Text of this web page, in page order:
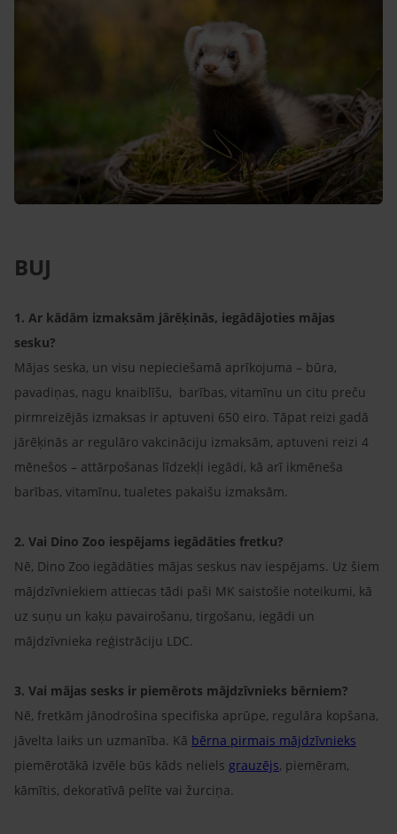
BUJ
1. Ar kādām izmaksām jārēķinās, iegādājoties mājas
sesku?
Mājas seska, un visu nepieciešamā aprīkojuma – būra,
pavadiņas, nagu knaiblīšu, barības, vitamīnu un citu preču
pirmreizējās izmaksas ir aptuveni 650 eiro. Tāpat reizi gadā
jārēķinās ar regulāro vakcināciju izmaksām, aptuveni reizi 4
mēnešos – attārpošanas līdzekļi iegādi, kā arī ikmēneša
barības, vitamīnu, tualetes pakaišu izmaksām.
2. Vai Dino Zoo iespējams iegādāties fretku?
Nē, Dino Zoo iegādāties mājas seskus nav iespējams. Uz šiem
mājdzīvniekiem attiecas tādi paši MK saistošie noteikumi, kā
uz suņu un kaķu pavairošanu, tirgošanu, iegādi un
mājdzīvnieka reģistrāciju LDC.
3. Vai mājas sesks ir piemērots mājdzīvnieks bērniem?
Nē, fretkām jānodrošina specifiska aprūpe, regulāra kopšana,
jāvelta laiks un uzmanība. Kā bērna pirmais mājdzīvnieks
piemērotākā izvēle būs kāds neliels grauzējs, piemēram,
kāmītis, dekoratīvā pelīte vai žurciņa.